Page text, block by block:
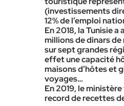
(investissements
12% de l’emploi
En 2018, la Tunisie
millions de dinars
sur sept grandes
effet une capacité
maisons d’hôtes et
voyages…
En 2019, le
record de recettes